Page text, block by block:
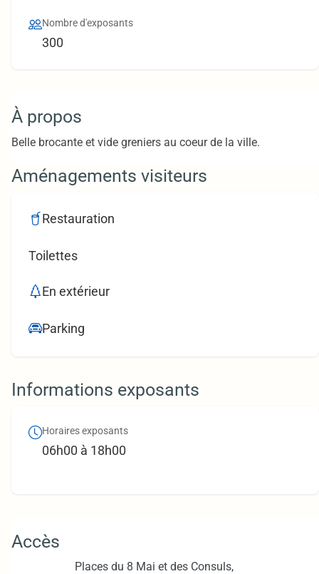
Nombre d'exposants
300
À propos
Belle brocante et vide greniers au coeur de la ville.
Aménagements visiteurs
Restauration
Toilettes
En extérieur
Parking
Informations exposants
Horaires exposants
06h00 à 18h00
Accès
Places du 8 Mai et des Consuls,